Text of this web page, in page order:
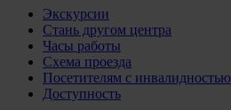
Экскурсии
Стань другом центра
Часы работы
Схема проезда
Посетителям с инвалидностью
Доступность